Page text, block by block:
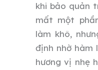
khi bảo quản
mất một
làm khô,
định nhờ hàm
hương vị nhẹ